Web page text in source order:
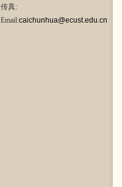
传真:
Email:caichunhua@ecust.edu.cn